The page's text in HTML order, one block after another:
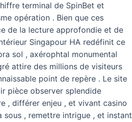
terminal de SpinBet et
opération . Bien que ces
de la lecture approfondie et de
Singapour HA redéfinit ce
sol , axérophtal monumental
attire des millions de visiteurs
point de repère . Le site
pièce observer splendide
, différer enjeu , et vivant casino
sous , remettre intrigue , et instant